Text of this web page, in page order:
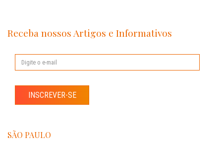
Receba nossos Artigos e Informativos
INSCREVER-SE
SÃO PAULO